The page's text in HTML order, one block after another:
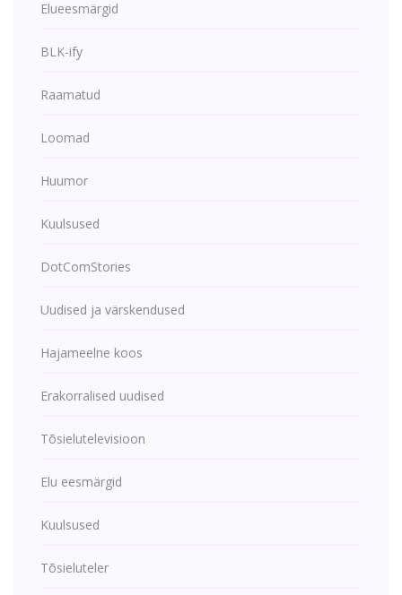
Elueesmärgid
BLK-ify
Raamatud
Loomad
Huumor
Kuulsused
DotComStories
Uudised ja värskendused
Hajameelne koos
Erakorralised uudised
Tõsielutelevisioon
Elu eesmärgid
Kuulsused
Tõsieluteler